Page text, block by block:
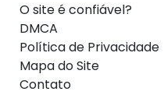
O site é confiável?
DMCA
Política de Privacidade
Mapa do Site
Contato